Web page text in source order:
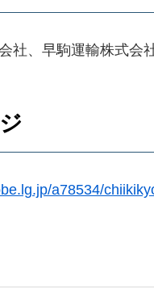
社、早駒運輸株式会
a78534/